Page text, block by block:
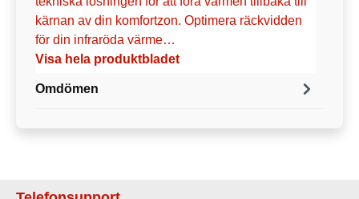
kärnan av din komfortzon. Optimera räckvidden
för din infraröda värme…
Visa hela produktbladet
Omdömen